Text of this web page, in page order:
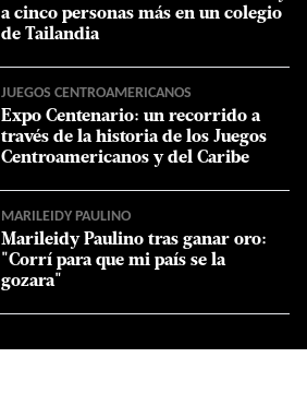
a cinco personas más en un colegio
de Tailandia
JUEGOS CENTROAMERICANOS
Expo Centenario: un recorrido a
través de la historia de los Juegos
Centroamericanos y del Caribe
MARILEIDY PAULINO
Marileidy Paulino tras ganar oro:
"Corrí para que mi país se la
gozara"